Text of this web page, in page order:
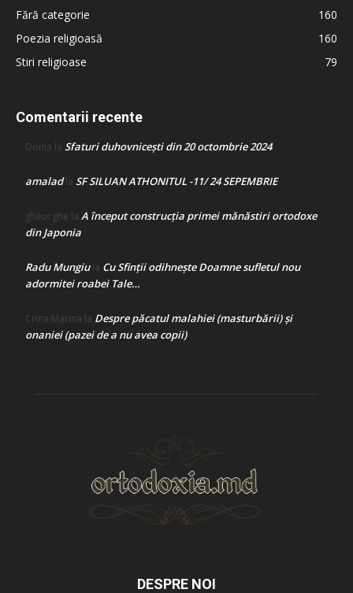
Fără categorie
160
Poezia religioasă
160
Stiri religioase
79
Comentarii recente
Doina la Sfaturi duhovnicești din 20 octombrie 2024
amaladla SF SILUAN ATHONITUL -11/ 24 SEPEMBRIE
gheorghe la A început construcţia primei mănăstiri ortodoxe
din Japonia
Radu Mungiula Cu Sfinții odihnește Doamne sufletul nou
adormitei roabei Tale…
Crina Marina la Despre păcatul malahiei (masturbării) şi
onaniei (pazei de a nu avea copii)
DESPRE NOI